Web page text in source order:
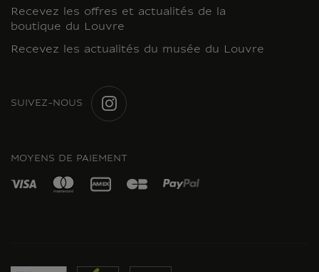
Recevez les offres et actualités de la
boutique du Louvre
Recevez les actualités du musée du Louvre
SUIVEZ-NOUS
MOYENS DE PAIEMENT